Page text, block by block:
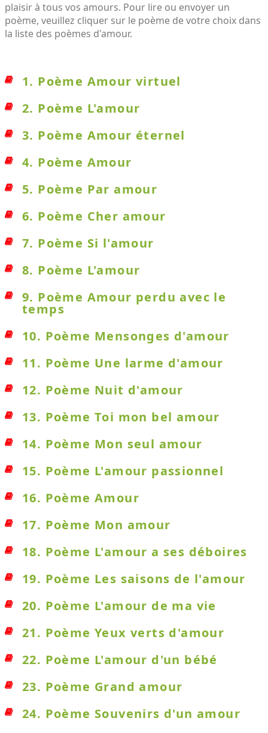
plaisir à tous vos amours. Pour lire ou envoyer un
poème, veuillez cliquer sur le poème de votre choix dans
la liste des poèmes d'amour.
1. Poème Amour virtuel
2. Poème L'amour
3. Poème Amour éternel
4. Poème Amour
5. Poème Par amour
6. Poème Cher amour
7. Poème Si l'amour
8. Poème L'amour
9. Poème Amour perdu avec le
temps
10. Poème Mensonges d'amour
11. Poème Une larme d'amour
12. Poème Nuit d'amour
13. Poème Toi mon bel amour
14. Poème Mon seul amour
15. Poème L'amour passionnel
16. Poème Amour
17. Poème Mon amour
18. Poème L'amour a ses déboires
19. Poème Les saisons de l'amour
20. Poème L'amour de ma vie
21. Poème Yeux verts d'amour
22. Poème L'amour d'un bébé
23. Poème Grand amour
24. Poème Souvenirs d'un amour